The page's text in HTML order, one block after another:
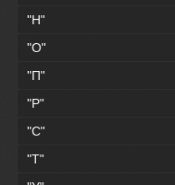
"Н"
"О"
"П"
"Р"
"С"
"Т"